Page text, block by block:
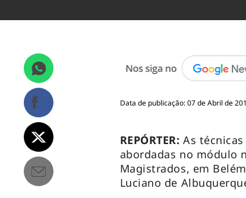
Data de publicação: 07 de Abril de
REPÓRTER: As técnicas
abordadas no módulo
Magistrados, em
Luciano de